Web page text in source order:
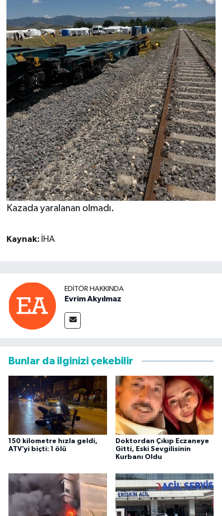
Kazada yaralanan olmadı.
Kaynak: İHA
EDITÖR HAKKINDA
Evrim Akyılmaz
Bunlar da ilginizi çekebilir
150 kilometre hızla geldi,
ATV’yi biçti: 1 ölü
Doktordan Çıkıp Eczaneye
Gitti, Eski Sevgilisinin
Kurbanı Oldu